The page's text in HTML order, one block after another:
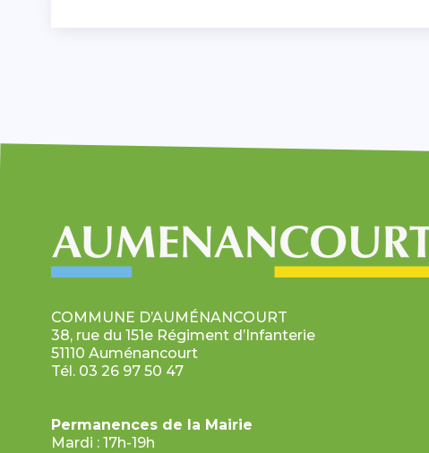
COMMUNE D’AUMÉNANCOURT
38, rue du 151e Régiment d’Infanterie
51110 Auménancourt
Tél. 03 26 97 50 47
Permanences de la Mairie
Mardi : 17h-19h